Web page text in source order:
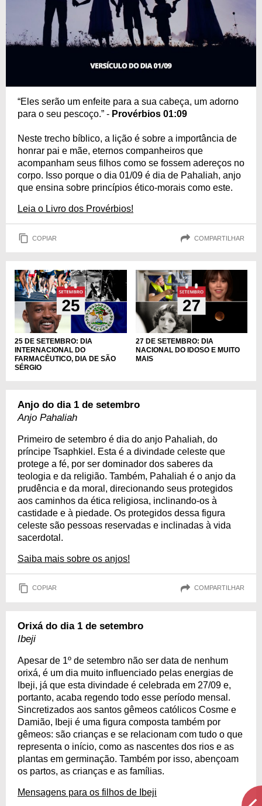
“Eles serão um enfeite para a sua cabeça, um adorno
para o seu pescoço.” - Provérbios 01:09
Neste trecho bíblico, a lição é sobre a importância de
honrar pai e mãe, eternos companheiros que
acompanham seus filhos como se fossem adereços no
corpo. Isso porque o dia 01/09 é dia de Pahaliah, anjo
que ensina sobre princípios ético-morais como este.
Leia o Livro dos Provérbios!
COPIAR COMPARTILHAR
25 DE SETEMBRO: DIA
INTERNACIONAL DO
FARMACÊUTICO, DIA DE SÃO
SÉRGIO
27 DE SETEMBRO: DIA
NACIONAL DO IDOSO E MUITO
MAIS
Anjo do dia 1 de setembro
Anjo Pahaliah
Primeiro de setembro é dia do anjo Pahaliah, do
príncipe Tsaphkiel. Esta é a divindade celeste que
protege a fé, por ser dominador dos saberes da
teologia e da religião. Também, Pahaliah é o anjo da
prudência e da moral, direcionando seus protegidos
aos caminhos da ética religiosa, inclinando-os à
castidade e à piedade. Os protegidos dessa figura
celeste são pessoas reservadas e inclinadas à vida
sacerdotal.
Saiba mais sobre os anjos!
COPIAR COMPARTILHAR
Orixá do dia 1 de setembro
Ibeji
Apesar de 1º de setembro não ser data de nenhum
orixá, é um dia muito influenciado pelas energias de
Ibeji, já que esta divindade é celebrada em 27/09 e,
portanto, acaba regendo todo esse período mensal.
Sincretizados aos santos gêmeos católicos Cosme e
Damião, Ibeji é uma figura composta também por
gêmeos: são crianças e se relacionam com tudo o que
representa o início, como as nascentes dos rios e as
plantas em germinação. Também por isso, abençoam
os partos, as crianças e as famílias.
Mensagens para os filhos de Ibeji